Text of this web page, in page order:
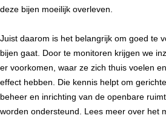
deze bijen moeilijk overleven.
Juist daarom is het belangrijk om goed te
bijen gaat. Door te monitoren krijgen we
er voorkomen, waar ze zich thuis voelen
effect hebben. Die kennis helpt om
beheer en inrichting van de openbare
worden ondersteund. Lees meer over het